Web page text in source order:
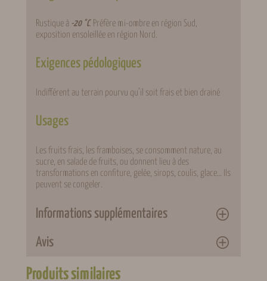
Rustique à -20 °C. Préfère mi-ombre en région Sud,
exposition ensoleillée en région Nord.
Exigences pédologiques
Indifférent au terrain pourvu qu’il soit frais et bien drainé
Usages
Les fruits frais, les framboises, se consomment nature, au
sucre, en salade de fruits, ou donnent lieu à des
transformations en confiture, gelée, sirops, coulis, glace… Ils
peuvent se congeler.
Informations supplémentaires
Avis
Produits similaires